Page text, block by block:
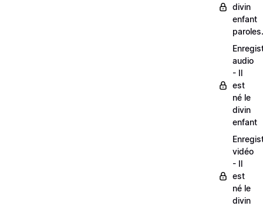
divin
enfant
audio
- Il
est
né le
divin
enfant
vidéo
- Il
est
né le
divin